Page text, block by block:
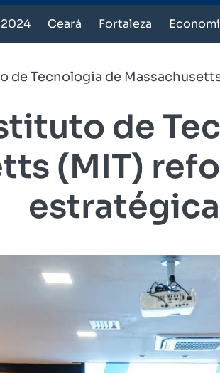
Ceará Fortaleza
de Tecnologia de
de
(MIT)
estratégica